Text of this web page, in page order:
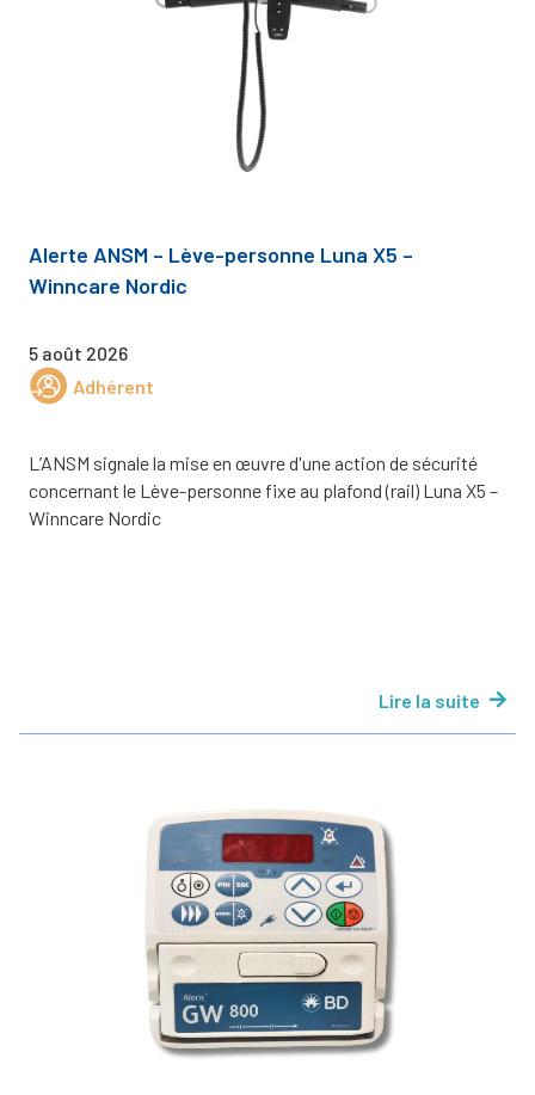
Alerte ANSM – Lève-personne Luna X5 –
Winncare Nordic
5 août 2026
Adhérent
L’ANSM signale la mise en œuvre d'une action de sécurité
concernant le Lève-personne fixe au plafond (rail) Luna X5 –
Winncare Nordic
Lire la suite